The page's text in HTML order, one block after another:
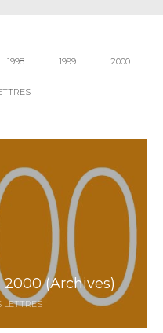
1998 1999 2000
(Archives)
LETTRES